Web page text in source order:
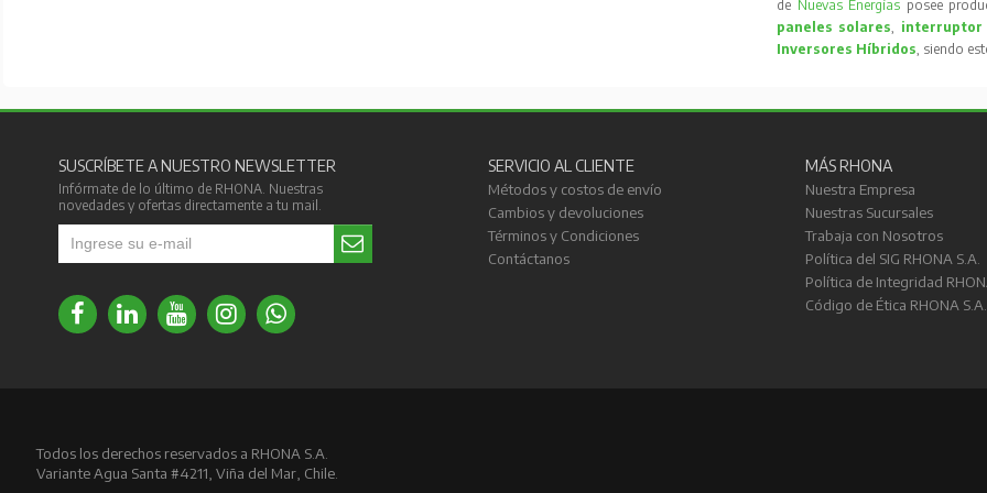
de Nuevas Energías posee
paneles solares, interruptor
Inversores Híbridos, siendo
SUSCRÍBETE A NUESTRO NEWSLETTER
Infórmate de lo último de RHONA. Nuestras
novedades y ofertas directamente a tu mail.
SERVICIO AL CLIENTE
Métodos y costos de envío
Cambios y devoluciones
Términos y Condiciones
Contáctanos
MÁS RHONA
Nuestra Empresa
Nuestras Sucursales
Trabaja con Nosotros
Política del SIG RHONA S.A.
Política de Integridad
Código de Ética RHONA S.A.
Todos los derechos reservados a RHONA S.A.
Variante Agua Santa #4211, Viña del Mar, Chile.